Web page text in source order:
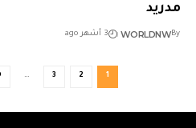
مدريد
By
WORLDNW 3 أشهر ago
1
2
3
…